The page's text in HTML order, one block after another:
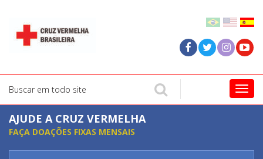
AJUDE A CRUZ VERMELHA
FAÇA DOAÇÕES FIXAS MENSAIS